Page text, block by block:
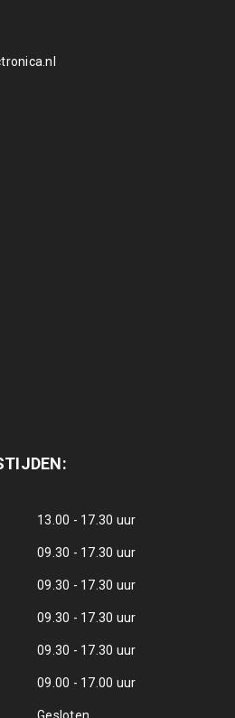
13.00 - 17.30 uur
09.30 - 17.30 uur
09.30 - 17.30 uur
09.30 - 17.30 uur
09.30 - 17.30 uur
09.00 - 17.00 uur